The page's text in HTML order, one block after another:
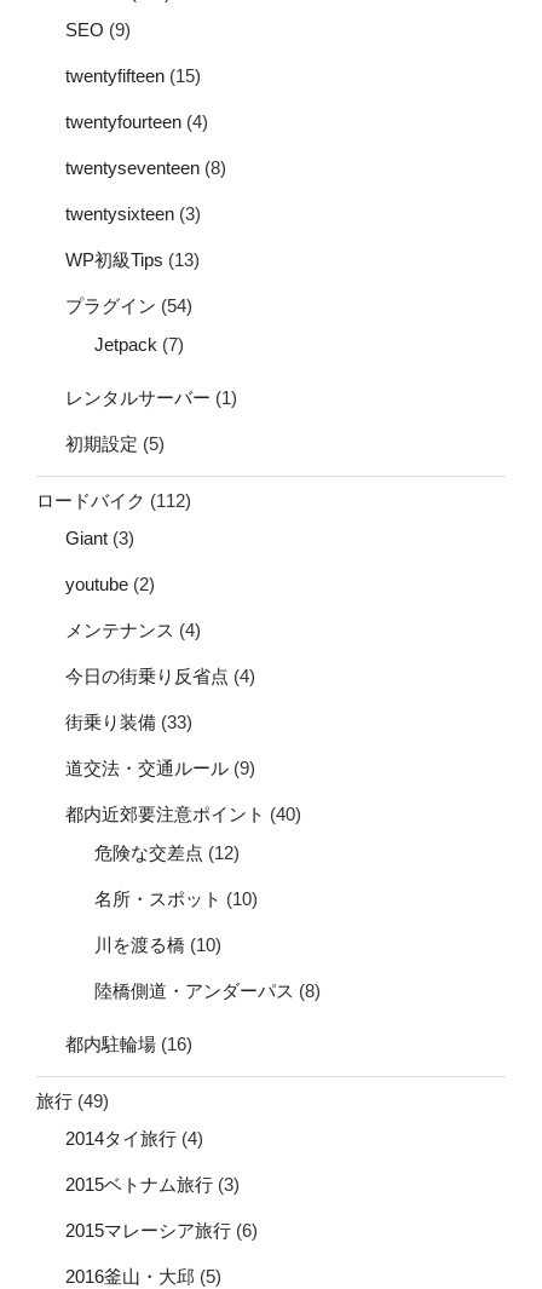
SEO (9)
twentyfifteen (15)
twentyfourteen (4)
twentyseventeen (8)
twentysixteen (3)
WP初級Tips (13)
プラグイン (54)
Jetpack (7)
レンタルサーバー (1)
初期設定 (5)
ロードバイク (112)
Giant (3)
youtube (2)
メンテナンス (4)
今日の街乗り反省点 (4)
街乗り装備 (33)
道交法・交通ルール (9)
都内近郊要注意ポイント (40)
危険な交差点 (12)
名所・スポット (10)
川を渡る橋 (10)
陸橋側道・アンダーパス (8)
都内駐輪場 (16)
旅行 (49)
2014タイ旅行 (4)
2015ベトナム旅行 (3)
2015マレーシア旅行 (6)
2016釜山・大邱 (5)